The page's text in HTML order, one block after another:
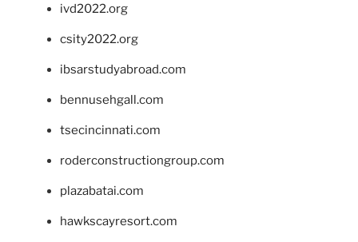
ivd2022.org
csity2022.org
ibsarstudyabroad.com
bennusehgall.com
tsecincinnati.com
roderconstructiongroup.com
plazabatai.com
hawkscayresort.com